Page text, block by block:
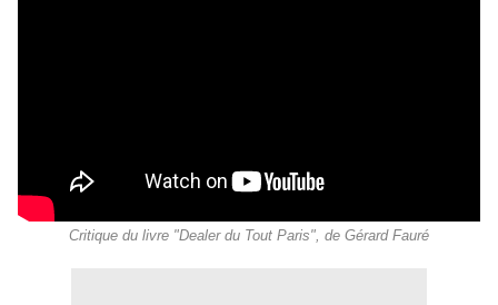
Critique du livre "Dealer du Tout Paris", de Gérard Fauré